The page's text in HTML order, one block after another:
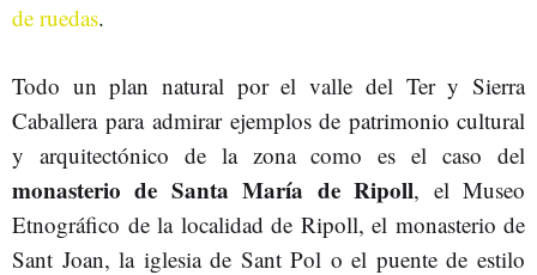
de ruedas.
Todo un plan natural por el valle del Ter y Sierra
Caballera para admirar ejemplos de patrimonio cultural
y arquitectónico de la zona como es el caso del
monasterio de Santa María de Ripoll, el Museo
Etnográfico de la localidad de Ripoll, el monasterio de
Sant Joan, la iglesia de Sant Pol o el puente de estilo